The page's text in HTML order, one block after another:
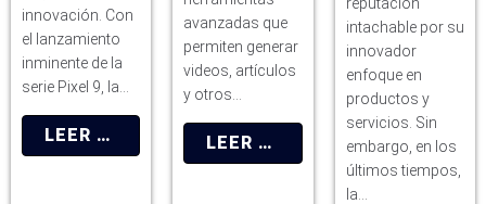
innovación. Con
el lanzamiento
inminente de la
serie Pixel 9, la…
LEER MÁS
avanzadas que
permiten generar
videos, artículos
y otros…
LEER MÁS
intachable por su
innovador
enfoque en
productos y
servicios. Sin
embargo, en los
últimos tiempos,
la…